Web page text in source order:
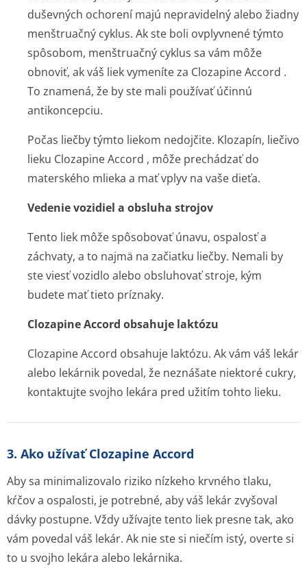
duševných ochorení majú nepravidelný alebo žiadny
menštruačný cyklus. Ak ste boli ovplyvnené týmto
spôsobom, menštruačný cyklus sa vám môže
obnoviť, ak váš liek vymeníte za Clozapine Accord .
To znamená, že by ste mali používať účinnú
antikoncepciu.
Počas liečby týmto liekom nedojčite. Klozapín, liečivo
lieku Clozapine Accord , môže prechádzať do
materského mlieka a mať vplyv na vaše dieťa.
Vedenie vozidiel a obsluha strojov
Tento liek môže spôsobovať únavu, ospalosť a
záchvaty, a to najmä na začiatku liečby. Nemali by
ste viesť vozidlo alebo obsluhovať stroje, kým
budete mať tieto príznaky.
Clozapine Accord obsahuje laktózu
Clozapine Accord obsahuje laktózu. Ak vám váš lekár
alebo lekárnik povedal, že neznášate niektoré cukry,
kontaktujte svojho lekára pred užitím tohto lieku.
3. Ako užívať Clozapine Accord
Aby sa minimalizovalo riziko nízkeho krvného tlaku,
kŕčov a ospalosti, je potrebné, aby váš lekár zvyšoval
dávky postupne. Vždy užívajte tento liek presne tak, ako
vám povedal váš lekár. Ak nie ste si niečím istý, overte si
to u svojho lekára alebo lekárnika.